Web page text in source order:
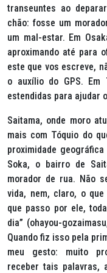
transeuntes ao
chão: fosse um
um mal-estar. Em
aproximando até para
este que vos escreve,
o auxílio do GPS. Em
estendidas para ajudar
Saitama, onde moro
mais com Tóquio do
proximidade
Soka, o bairro de
morador de rua. Não
vida, nem, claro, o
que passo por ele,
dia” (ohayou-
Quando fiz isso pela
meu gesto: muito
receber tais palavras,